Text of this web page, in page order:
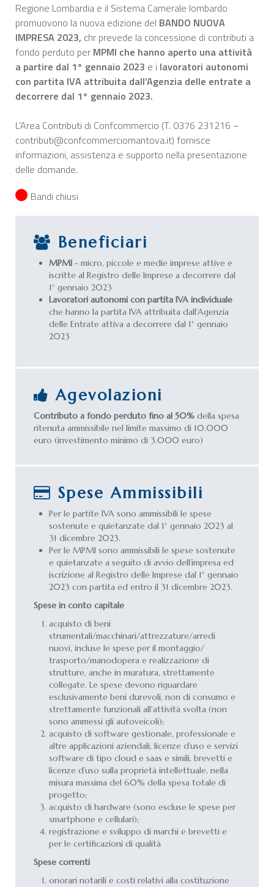
Regione Lombardia e il Sistema Camerale lombardo
promuovono la nuova edizione del BANDO NUOVA
IMPRESA 2023, chr prevede la concessione di contributi a
fondo perduto per MPMI che hanno aperto una attività
a partire dal 1° gennaio 2023 e i lavoratori autonomi
con partita IVA attribuita dall’Agenzia delle entrate a
decorrere dal 1° gennaio 2023.
L’Area Contributi di Confcommercio (T. 0376 231216 –
contributi@confcommerciomantova.it) fornisce
informazioni, assistenza e supporto nella presentazione
delle domande.
Bandi chiusi
Beneficiari
MPMI - micro, piccole e medie imprese attive e
iscritte al Registro delle Imprese a decorrere dal
1° gennaio 2023
Lavoratori autonomi con partita IVA individuale
che hanno la partita IVA attribuita dall’Agenzia
delle Entrate attiva a decorrere dal 1° gennaio
2023
Agevolazioni
Contributo a fondo perduto fino al 50% della spesa
ritenuta ammissibile nel limite massimo di 10.000
euro (investimento minimo di 3.000 euro)
Spese Ammissibili
Per le partite IVA sono ammissibili le spese
sostenute e quietanzate dal 1° gennaio 2023 al
31 dicembre 2023.
Per le MPMI sono ammissibili le spese sostenute
e quietanzate a seguito di avvio dell’impresa ed
iscrizione al Registro delle Imprese dal 1° gennaio
2023 con partita ed entro il 31 dicembre 2023.
Spese in conto capitale
acquisto di beni
strumentali/macchinari/attrezzature/arredi
nuovi, incluse le spese per il montaggio/
trasporto/manodopera e realizzazione di
strutture, anche in muratura, strettamente
collegate. Le spese devono riguardare
esclusivamente beni durevoli, non di consumo e
strettamente funzionali all'attività svolta (non
sono ammessi gli autoveicoli);
acquisto di software gestionale, professionale e
altre applicazioni aziendali, licenze d’uso e servizi
software di tipo cloud e saas e simili, brevetti e
licenze d’uso sulla proprietà intellettuale, nella
misura massima del 60% della spesa totale di
progetto;
acquisto di hardware (sono escluse le spese per
smartphone e cellulari);
registrazione e sviluppo di marchi e brevetti e
per le certificazioni di qualità
Spese correnti
onorari notarili e costi relativi alla costituzione